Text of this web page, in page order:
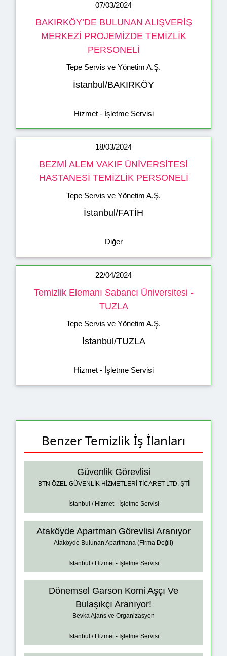
07/03/2024
BAKIRKÖY’DE BULUNAN ALIŞVERİŞ
MERKEZİ PROJEMİZDE TEMİZLİK
PERSONELİ
Tepe Servis ve Yönetim A.Ş.
İstanbul/BAKIRKÖY
Hizmet - İşletme Servisi
18/03/2024
BEZMİ ALEM VAKIF ÜNİVERSİTESİ
HASTANESİ TEMİZLİK PERSONELİ
Tepe Servis ve Yönetim A.Ş.
İstanbul/FATİH
Diğer
22/04/2024
Temizlik Elemanı Sabancı Üniversitesi -
TUZLA
Tepe Servis ve Yönetim A.Ş.
İstanbul/TUZLA
Hizmet - İşletme Servisi
Benzer Temizlik İş İlanları
Güvenlik Görevlisi
BTN ÖZEL GÜVENLİK HİZMETLERİ TİCARET LTD. ŞTİ
İstanbul / Hizmet - İşletme Servisi
Ataköyde Apartman Görevlisi Aranıyor
Ataköyde Bulunan Apartmana (Firma Değil)
İstanbul / Hizmet - İşletme Servisi
Dönemsel Garson Komi Aşçı Ve
Bulaşıkçı Aranıyor!
Bevka Ajans ve Organizasyon
İstanbul / Hizmet - İşletme Servisi